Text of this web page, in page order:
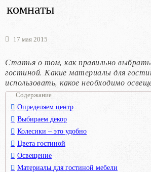
комнаты
17 мая 2015
Статья о том, как правильно выбрать
гостиной. Какие материалы для
использовать, какое необходимо
Содержание
Определяем центр
Выбираем декор
Колесики – это удобно
Цвета гостиной
Освещение
Материалы для гостиной мебели